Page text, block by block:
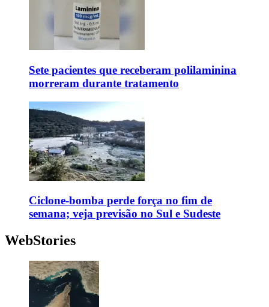
Sete pacientes que receberam polilaminina
morreram durante tratamento
Ciclone-bomba perde força no fim de
semana; veja previsão no Sul e Sudeste
WebStories